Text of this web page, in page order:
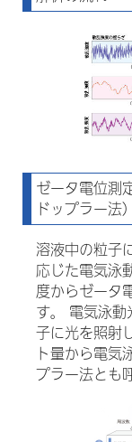
ゼータ電位測
ドップラー法）
溶液中の粒子
応じた電気泳
度からゼータ
す。 電気泳
子に光を照射
ト量から電気
プラー法とも